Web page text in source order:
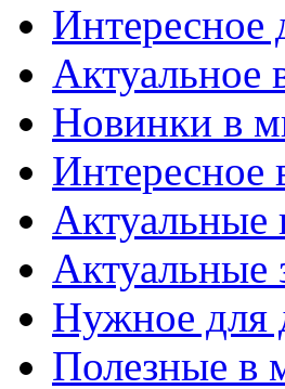
Интересное
Актуальное
Новинки в
Интересное
Актуальные
Актуальные
Нужное для
Полезные в